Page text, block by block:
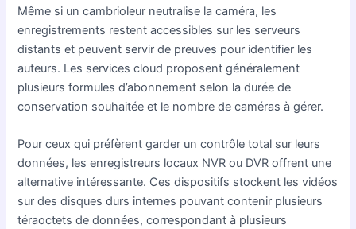
Même si un cambrioleur neutralise la caméra, les
enregistrements restent accessibles sur les serveurs
distants et peuvent servir de preuves pour identifier les
auteurs. Les services cloud proposent généralement
plusieurs formules d’abonnement selon la durée de
conservation souhaitée et le nombre de caméras à gérer.
Pour ceux qui préfèrent garder un contrôle total sur leurs
données, les enregistreurs locaux NVR ou DVR offrent une
alternative intéressante. Ces dispositifs stockent les vidéos
sur des disques durs internes pouvant contenir plusieurs
téraoctets de données, correspondant à plusieurs